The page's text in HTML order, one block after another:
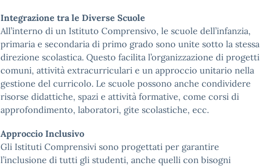
Integrazione tra le Diverse Scuole
All’interno di un Istituto Comprensivo, le scuole dell’infanzia,
primaria e secondaria di primo grado sono unite sotto la stessa
direzione scolastica. Questo facilita l’organizzazione di progetti
comuni, attività extracurriculari e un approccio unitario nella
gestione del curricolo. Le scuole possono anche condividere
risorse didattiche, spazi e attività formative, come corsi di
approfondimento, laboratori, gite scolastiche, ecc.
Approccio Inclusivo
Gli Istituti Comprensivi sono progettati per garantire
l’inclusione di tutti gli studenti, anche quelli con bisogni